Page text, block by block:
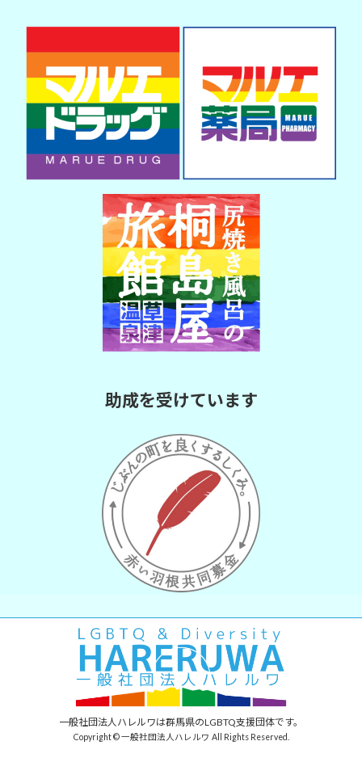
助成を受けています
一般社団法人ハレルワは群馬県のLGBTQ支援団体です。
Copyright © 一般社団法人ハレルワ All Rights Reserved.